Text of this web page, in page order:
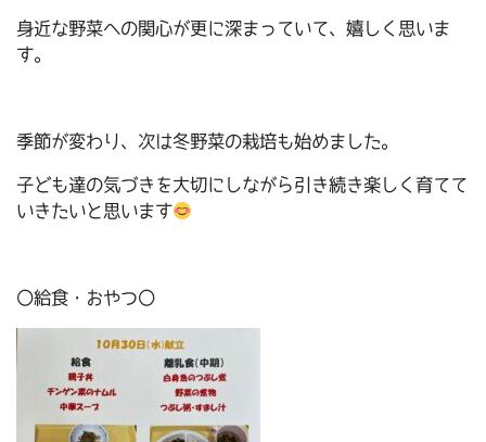
身近な野菜への関心が更に深まっていて、嬉しく思いま
す。
季節が変わり、次は冬野菜の栽培も始めました。
子ども達の気づきを大切にしながら引き続き楽しく育てて
いきたいと思います
〇給食・おやつ〇